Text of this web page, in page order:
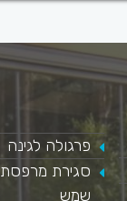
פרגולה לגינה
סגירת מרפסת
שמש